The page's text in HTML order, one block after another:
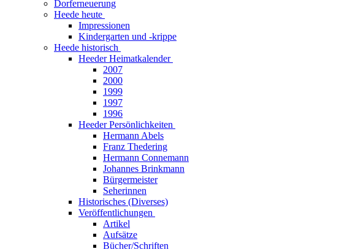
Dorferneuerung
Heede heute
Impressionen
Kindergarten und -krippe
Heede historisch
Heeder Heimatkalender
2007
2000
1999
1997
1996
Heeder Persönlichkeiten
Hermann Abels
Franz Thedering
Hermann Connemann
Johannes Brinkmann
Bürgermeister
Seherinnen
Historisches (Diverses)
Veröffentlichungen
Artikel
Aufsätze
Bücher/Schriften